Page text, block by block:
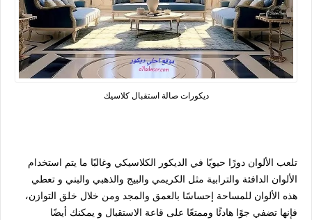
ديكورات صالة استقبال كلاسيك
تلعب الألوان دورًا حيويًا في الديكور الكلاسيكي وغالبًا ما يتم استخدام
الألوان الدافئة والترابية مثل الكريمي والبيج والذهبي والبني و تعطي
هذه الألوان للمساحة إحساسًا بالعمق والمجد ومن خلال خلق التوازن،
فإنها تضفي جوًا هادئًا وممتعًا على قاعة الاستقبال و يمكنك أيضًا